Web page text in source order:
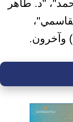
"د. طاهر
وآخرون.